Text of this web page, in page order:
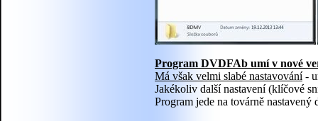
Program DVDFAb umí v nové
Má však velmi slabé nastavování-
Jakékoliv další nastavení (klíčové
Program jede na továrně